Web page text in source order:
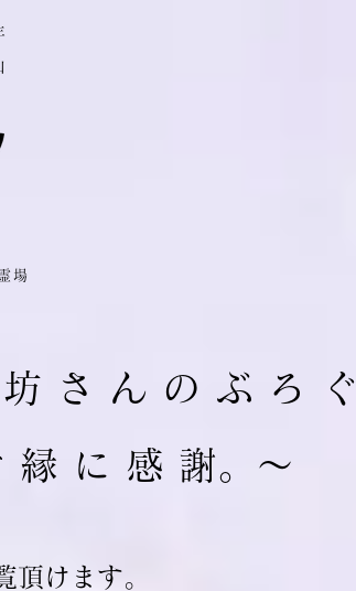
場
さ ん の ぶ ろ ぐ
縁 に 感 謝。～
頂けます。